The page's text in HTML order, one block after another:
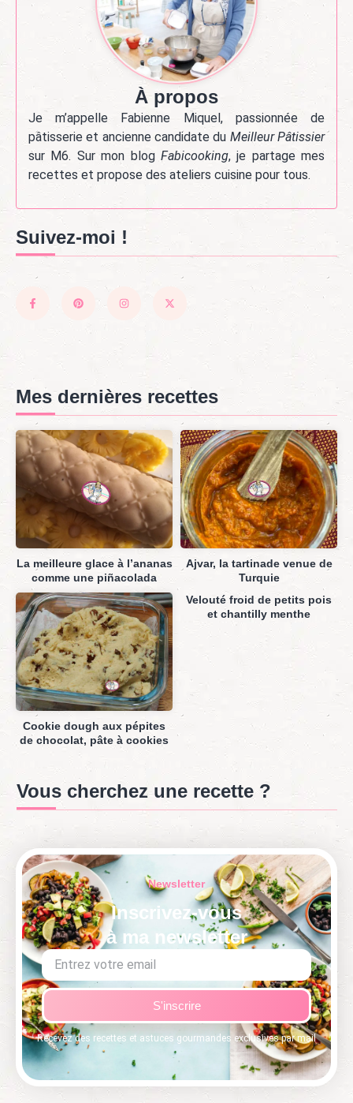
À propos
Je m’appelle Fabienne Miquel, passionnée de
pâtisserie et ancienne candidate du Meilleur Pâtissier
sur M6. Sur mon blog Fabicooking, je partage mes
recettes et propose des ateliers cuisine pour tous.
Suivez-moi !
Mes dernières recettes
La meilleure glace à l’ananas
comme une piñacolada
Ajvar, la tartinade venue de
Turquie
Cookie dough aux pépites
de chocolat, pâte à cookies
Velouté froid de petits pois
et chantilly menthe
Vous cherchez une recette ?
Newsletter
Inscrivez-vous
à ma newsletter
S'inscrire
Recevez des recettes et astuces gourmandes exclusives par mail